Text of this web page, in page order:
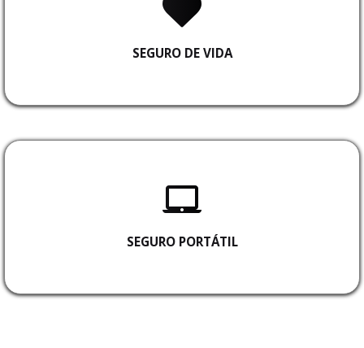
SEGURO DE VIDA
SEGURO PORTÁTIL